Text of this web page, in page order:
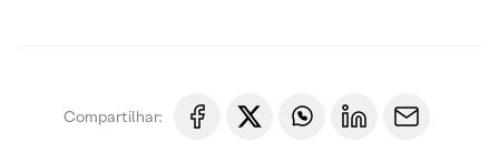
Compartilhar: